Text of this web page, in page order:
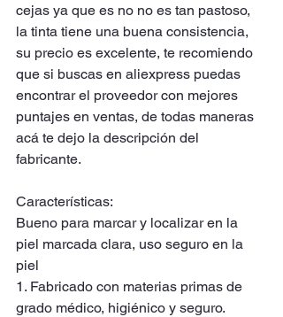
cejas ya que es no no es tan pastoso,
la tinta tiene una buena consistencia,
su precio es excelente, te recomiendo
que si buscas en aliexpress puedas
encontrar el proveedor con mejores
puntajes en ventas, de todas maneras
acá te dejo la descripción del
fabricante.
Características:
Bueno para marcar y localizar en la
piel marcada clara, uso seguro en la
piel
1. Fabricado con materias primas de
grado médico, higiénico y seguro.